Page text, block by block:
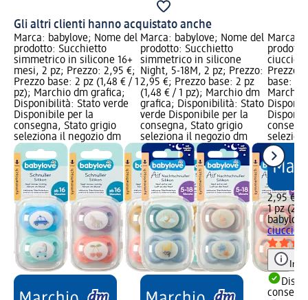
Gli altri clienti hanno acquistato anche
Marca: babylove; Nome del
prodotto: Succhietto
simmetrico in silicone 16+
mesi, 2 pz; Prezzo: 2,95 €;
Prezzo base: 2 pz (1,48 € / 1
pz); Marchio dm grafica;
Disponibilità: Stato verde
Disponibile per la
consegna, Stato grigio
seleziona il negozio dm
Marca: babylove; Nome del
prodotto: Succhietto
simmetrico in silicone
Night, 5-18M, 2 pz; Prezzo:
2,95 €; Prezzo base: 2 pz
(1,48 € / 1 pz); Marchio dm
grafica; Disponibilità: Stato
verde Disponibile per la
consegna, Stato grigio
seleziona il negozio dm
Marca:
ciuccio
Prezzo:
base: 1
Marchio
2,95 €
1 pz
babylove
ciuccio